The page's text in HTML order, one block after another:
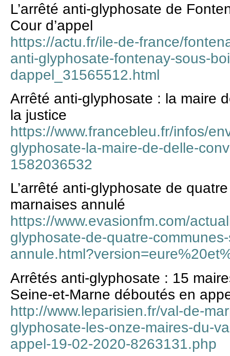
L’arrêté anti-glyphosate de
Cour d’appel
https://actu.fr/ile-de-france/
anti-glyphosate-fontenay-sous-
dappel_31565512.html
Arrêté anti-glyphosate : la maire
la justice
https://www.francebleu.fr/infos/
glyphosate-la-maire-de-delle-
1582036532
L’arrêté anti-glyphosate de
marnaises annulé
https://www.evasionfm.com/
glyphosate-de-quatre-
Arrêtés anti-glyphosate : 15
Seine-et-Marne déboutés en
http://www.leparisien.fr/val-de-
glyphosate-les-onze-maires-du-
appel-19-02-2020-8263131.php